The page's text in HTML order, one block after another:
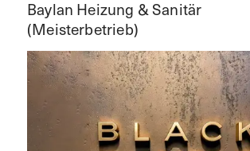
Baylan Heizung & Sanitär
(Meisterbetrieb)